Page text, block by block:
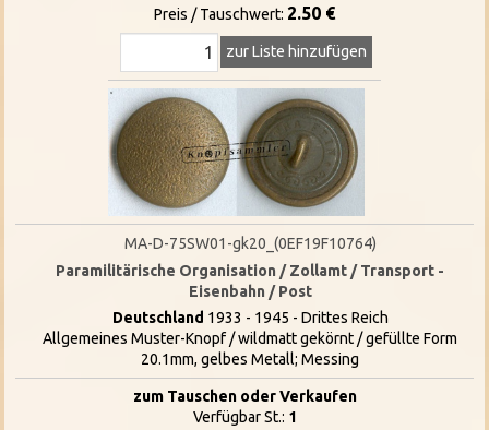
Preis / Tauschwert: 2.50 €
zur Liste hinzufügen
MA-D-75SW01-gk20_(0EF19F10764)
Paramilitärische Organisation / Zollamt / Transport -
Eisenbahn / Post
Deutschland 1933 - 1945 - Drittes Reich
Allgemeines Muster-Knopf / wildmatt gekörnt / gefüllte Form
20.1mm, gelbes Metall; Messing
zum Tauschen oder Verkaufen
Verfügbar St.: 1